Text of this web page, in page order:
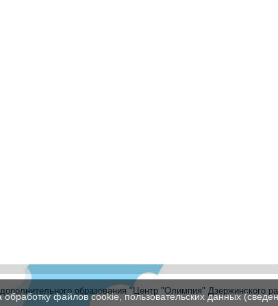
образования "Центр "Олимпия" Дзержинского
файлов cookie, пользовательских данных